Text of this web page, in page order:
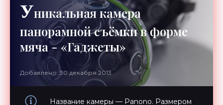
Уникальная камера
панорамной съёмки в форме
мяча - «Гаджеты»
Добавлено: 30 декабря 2013
Название камеры — Panono. Размером